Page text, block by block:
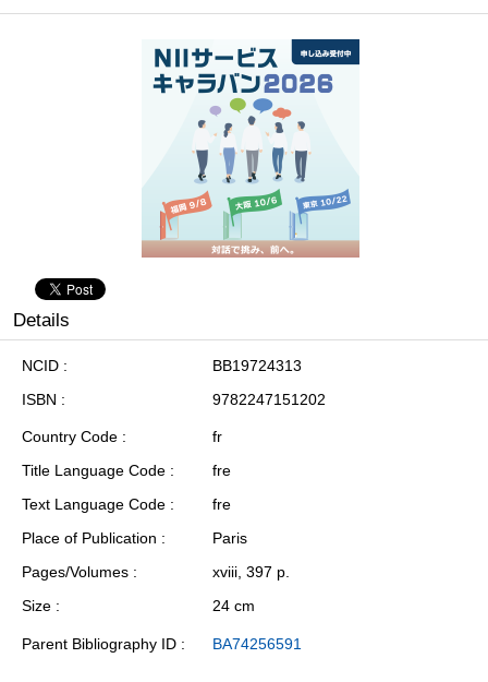
Details
NCID
BB19724313
ISBN
9782247151202
Country Code
fr
Title Language Code
fre
Text Language Code
fre
Place of Publication
Paris
Pages/Volumes
xviii, 397 p.
Size
24 cm
Parent Bibliography ID BA74256591